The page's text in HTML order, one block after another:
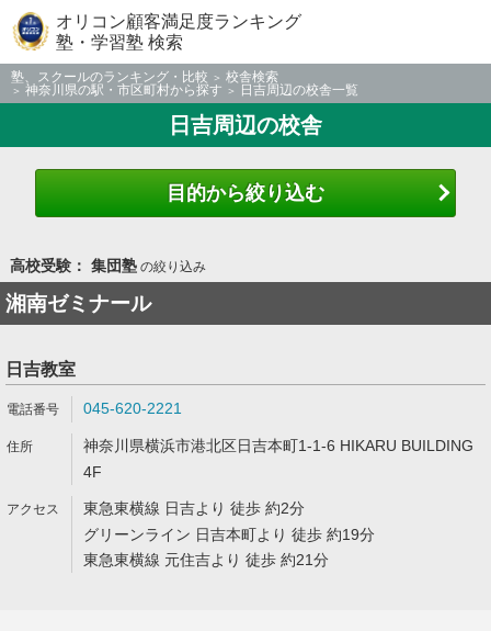
オリコン顧客満足度ランキング
塾・学習塾 検索
塾、スクールのランキング・比較
校舎検索
神奈川県の駅・市区町村から探す
日吉周辺の校舎一覧
日吉周辺の校舎
目的から絞り込む
高校受験： 集団塾の絞り込み
湘南ゼミナール
日吉教室
045-620-2221
神奈川県横浜市港北区日吉本町1-1-6 HIKARU BUILDING
4F
東急東横線 日吉より 徒歩 約2分
グリーンライン 日吉本町より 徒歩 約19分
東急東横線 元住吉より 徒歩 約21分